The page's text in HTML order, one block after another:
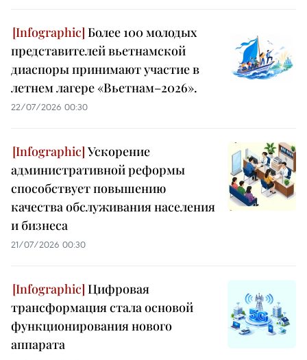
Более 100 молодых
представителей вьетнамской
диаспоры принимают участие в
летнем лагере «Вьетнам–2026».
22/07/2026 00:30
Ускорение
административной реформы
способствует повышению
качества обслуживания населения
и бизнеса
21/07/2026 00:30
Цифровая
трансформация стала основой
функционирования нового
аппарата